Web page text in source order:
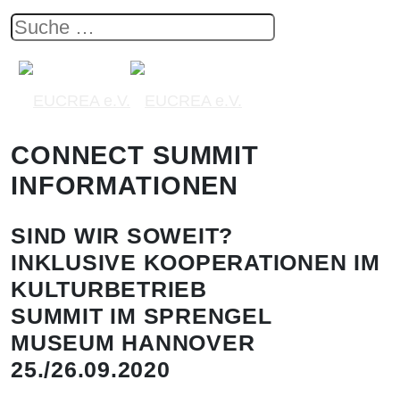
CONNECT SUMMIT
INFORMATIONEN
SIND WIR SOWEIT?
INKLUSIVE KOOPERATIONEN IM
KULTURBETRIEB
SUMMIT IM SPRENGEL
MUSEUM HANNOVER
25./26.09.2020